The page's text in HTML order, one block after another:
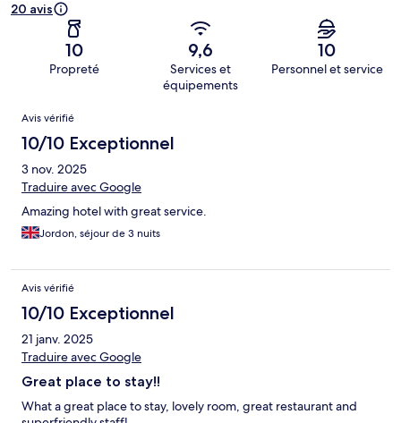
20 avis
10
Propreté
9,6
Services et
équipements
10
Personnel et service
Avis
Avis vérifié
10/10 Exceptionnel
3 nov. 2025
Traduire avec Google
Amazing hotel with great service.
Jordon, séjour de 3 nuits
Avis vérifié
10/10 Exceptionnel
21 janv. 2025
Traduire avec Google
Great place to stay!!
What a great place to stay, lovely room, great restaurant and